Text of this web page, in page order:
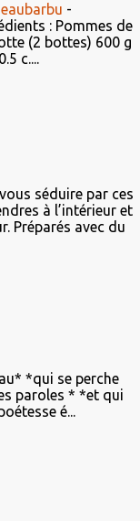
-
: Pommes de
(2 bottes) 600 g
c....
séduire par ces
à l’intérieur et
Préparés avec du
*qui se perche
paroles * *et qui
é...